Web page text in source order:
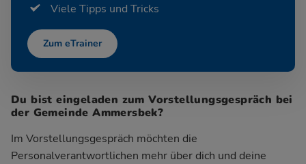
Viele Tipps und Tricks
Zum eTrainer
Du bist eingeladen zum Vorstellungsgespräch bei
der Gemeinde Ammersbek?
Im Vorstellungsgespräch möchten die
Personalverantwortlichen mehr über dich und deine